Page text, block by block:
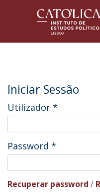
Iniciar Sessão
Utilizador *
Password *
Recuperar password /